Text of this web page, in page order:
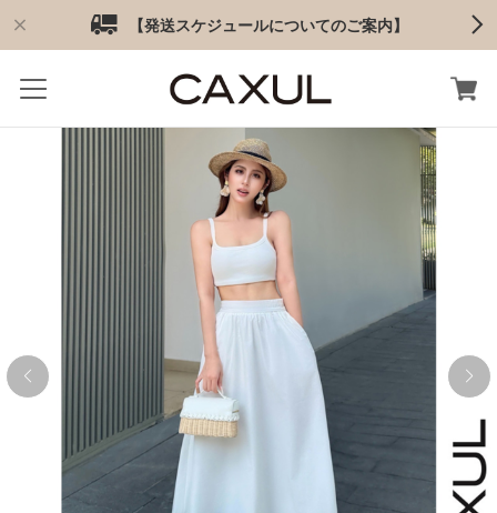
【発送スケジュールについてのご案内】